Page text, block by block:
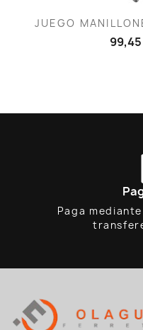
Vista
JUEGO
Paga